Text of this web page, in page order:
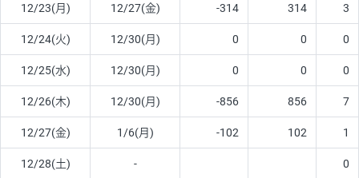
12/23(月) 12/27(金) -314 314 3
12/24(火) 12/30(月) 0 0 0
12/25(水) 12/30(月) 0 0 0
12/26(木) 12/30(月) -856 856 7
12/27(金) 1/6(月) -102 102 1
12/28(土) - 0